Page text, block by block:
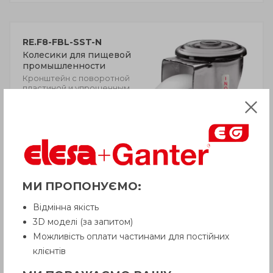
RE.F8-FBL-SST-N
Колесики для пищевой
промышленности
Кронштейн с поворотной
пластиной и упрощенным
RE.F8-FBF-SST-N
Блокируемые
МИ ПРОПОНУЄМО:
Відмінна якість
3D моделі (за запитом)
Можливість оплати частинами для постійних
клієнтів